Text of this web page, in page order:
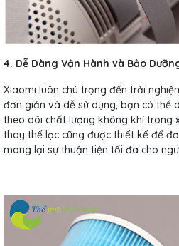
4. Dễ Dàng Vận Hành và Bảo
Xiaomi luôn chú trọng đến trải
đơn giản và dễ sử dụng, bạn có thể
theo dõi chất lượng không khí trong
thay thế lọc cũng được thiết kế để
mang lại sự thuận tiện tối đa cho